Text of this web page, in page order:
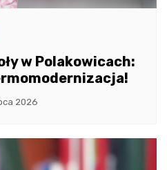
w Polakowicach:
2026